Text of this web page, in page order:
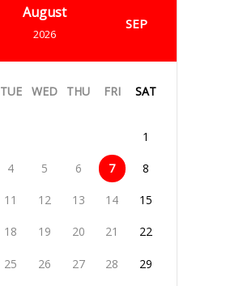
August
2026
SEP
TUE WED THU FRI SAT
1
4 5 6 7 8
11 12 13 14 15
18 19 20 21 22
25 26 27 28 29